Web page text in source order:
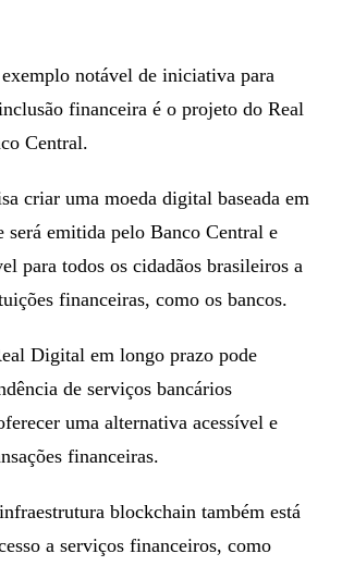
notável de iniciativa para
financeira é o projeto do Real
Central.
criar uma moeda digital baseada em
será emitida pelo Banco Central e
para todos os cidadãos brasileiros a
financeiras, como os bancos.
Digital em longo prazo pode
de serviços bancários
uma alternativa acessível e
financeiras.
blockchain também está
a serviços financeiros, como